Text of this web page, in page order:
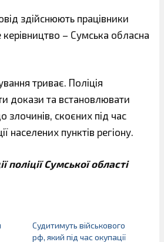
здійснюють працівники
– Сумська обласна
триває. Поліція
докази та встановлювати
злочинів, скоєних під час
населених пунктів регіону.
поліції Сумської області
Судитимуть військового
рф, який під час окупації